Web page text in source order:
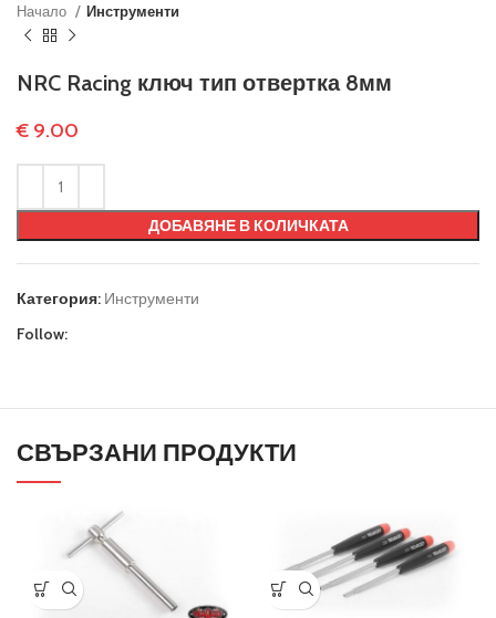
Начало Инструменти
NRC Racing ключ тип отвертка 8мм
€ 9.00
ДОБАВЯНЕ В КОЛИЧКАТА
Категория: Инструменти
Follow:
СВЪРЗАНИ ПРОДУКТИ